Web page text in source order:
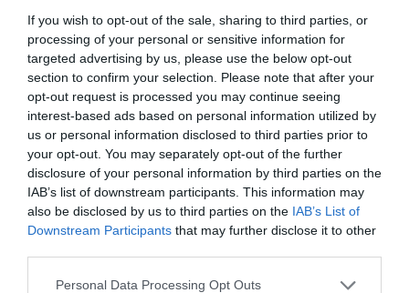
If you wish to opt-out of the sale, sharing to third parties, or
processing of your personal or sensitive information for
targeted advertising by us, please use the below opt-out
section to confirm your selection. Please note that after your
opt-out request is processed you may continue seeing
interest-based ads based on personal information utilized by
us or personal information disclosed to third parties prior to
your opt-out. You may separately opt-out of the further
disclosure of your personal information by third parties on the
IAB’s list of downstream participants. This information may
also be disclosed by us to third parties on the IAB’s List of
Downstream Participants that may further disclose it to other
Please note that this website/app uses one or more Google
Personal Data Processing Opt Outs
Szlávik eloszlatott pár tévhitet is: szerinte szó
sincs róla, hogy meddőséget okozna a
védőoltás, az immunrendszer legyengítése is
csak “hangzatos oltásellenes szlogen”.
A kormány épp elkezdett kampányolni a kínai
Sinopharm vakcinája mellett. Gulyás Gergely
el is mondta a csütörtöki kormányinfón, hogy
szinte meg is egyeztek a vásárlásról,
miközben az ATV-nek nyilatkozott
virológusszerintnagyon keveset tudunk róla,